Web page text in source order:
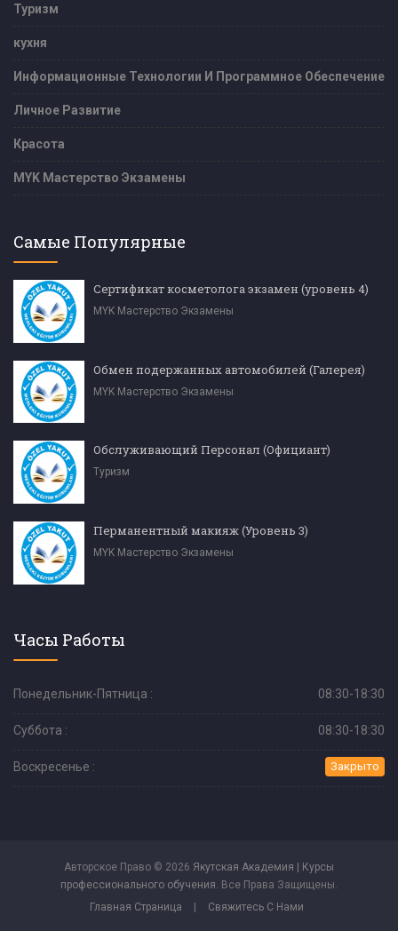
Туризм
кухня
Информационные Технологии И Программное Обеспечение
Личное Развитие
Красота
MYK Мастерство Экзамены
Самые Популярные
Сертификат косметолога экзамен (уровень 4)
MYK Мастерство Экзамены
Обмен подержанных автомобилей (Галерея)
MYK Мастерство Экзамены
Обслуживающий Персонал (Официант)
Туризм
Перманентный макияж (Уровень 3)
MYK Мастерство Экзамены
Часы Работы
Понедельник-Пятница : 08:30-18:30
Суббота : 08:30-18:30
Воскресенье : Закрыто
Авторское Право © 2026 Якутская Академия | Курсы
профессионального обучения. Все Права Защищены.
Главная Страница
Свяжитесь С Нами